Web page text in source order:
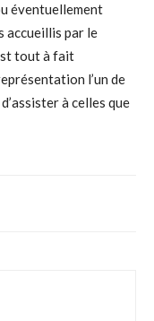
éventuellement
accueillis par le
tout à fait
l’un de
à celles que